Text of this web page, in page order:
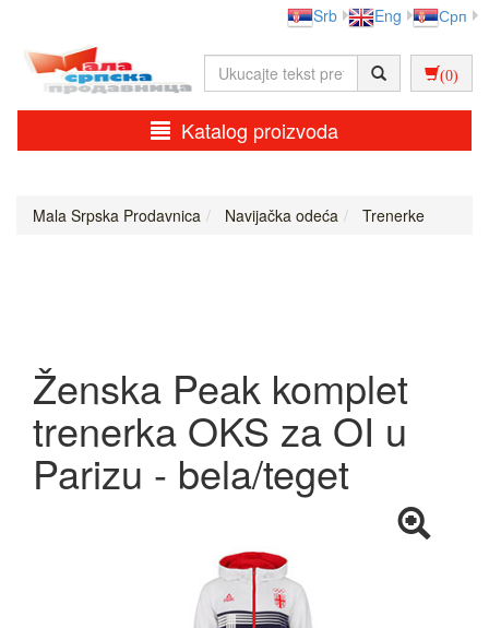
Srb Eng Срп
(0)
Katalog proizvoda
Mala Srpska Prodavnica Navijačka odeća Trenerke
Ženska Peak komplet
trenerka OKS za OI u
Parizu - bela/teget